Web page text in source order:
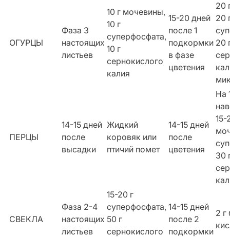
ОГУРЦЫ
Фаза 3
настоящих
листьев
10 г мочевины,
10 г
суперфосфата,
10 г
сернокислого
калия
15-20 дней
после 1
подкормки
в фазе
цветения
20
20
20
ПЕРЦЫ
14-15 дней
после
высадки
Жидкий
коровяк или
птичий помет
14-15 дней
после
цветения
На
15-
30
СВЕКЛА
Фаза 2-4
настоящих
листьев
15-20 г
суперфосфата,
50 г
сернокислого
14-15 дней
после 2
подкормки
2 г